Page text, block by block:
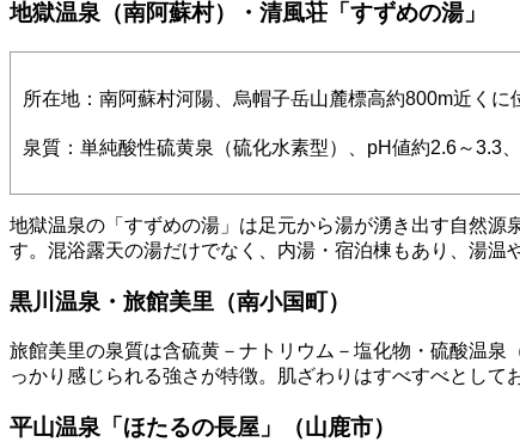
地獄温泉（南阿蘇村）・清風荘「すずめの湯」
所在地：南阿蘇村河陽、烏帽子岳山麓標高約800m近くに
泉質：単純酸性硫黄泉（硫化水素型）、pH値約2.6～3.3
地獄温泉の「すずめの湯」は足元から湯が湧き出す自然
す。混浴露天の湯だけでなく、内湯・宿泊棟もあり、湯温
黒川温泉・旅館美里（南小国町）
旅館美里の泉質は含硫黄－ナトリウム－塩化物・硫酸温
っかり感じられる強さが特徴。肌ざわりはすべすべとして
平山温泉「ほたるの長屋」（山鹿市）